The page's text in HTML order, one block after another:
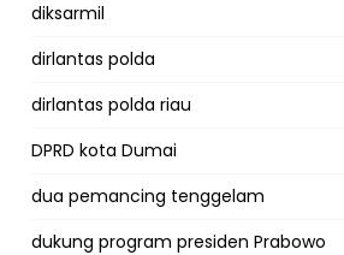
diksarmil
dirlantas polda
dirlantas polda riau
DPRD kota Dumai
dua pemancing tenggelam
dukung program presiden Prabowo